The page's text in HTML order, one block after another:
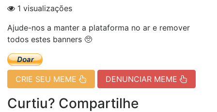
1 visualizações
Ajude-nos a manter a plataforma no ar e remover
todos estes banners 🥺
CRIE SEU MEME DENUNCIAR MEME
Curtiu? Compartilhe